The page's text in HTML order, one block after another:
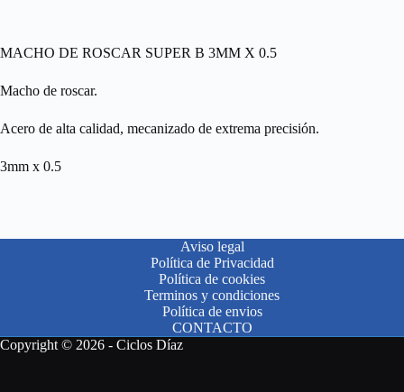
MACHO DE ROSCAR SUPER B 3MM X 0.5
Macho de roscar.
Acero de alta calidad, mecanizado de extrema precisión.
3mm x 0.5
Aviso legal
Política de Privacidad
Política de cookies
Terminos y condiciones
Política de envios
CONTACTO
Copyright © 2026 - Ciclos Díaz